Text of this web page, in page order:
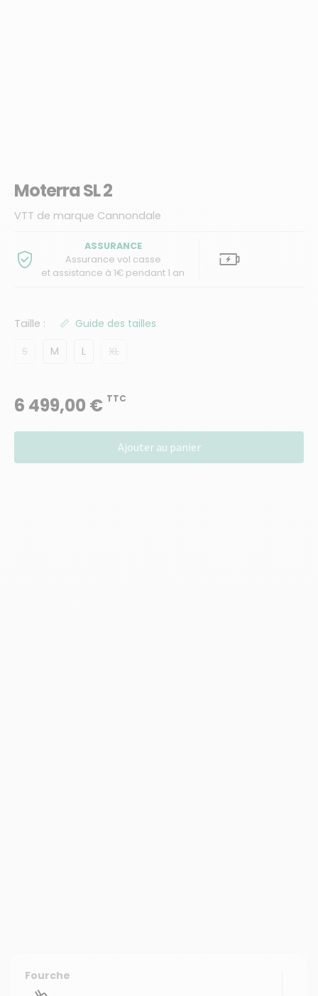
Moterra SL 2
VTT de marque Cannondale
ASSURANCE
Assurance vol casse
et assistance à 1€ pendant 1 an
Taille :
Guide des tailles
S
M L XL
6 499,00 € TTC
de
Ajouter au panier
Fourche